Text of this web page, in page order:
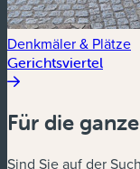
Denkmäler & Plätze
Gerichtsviertel
Für die
Sind Sie auf der